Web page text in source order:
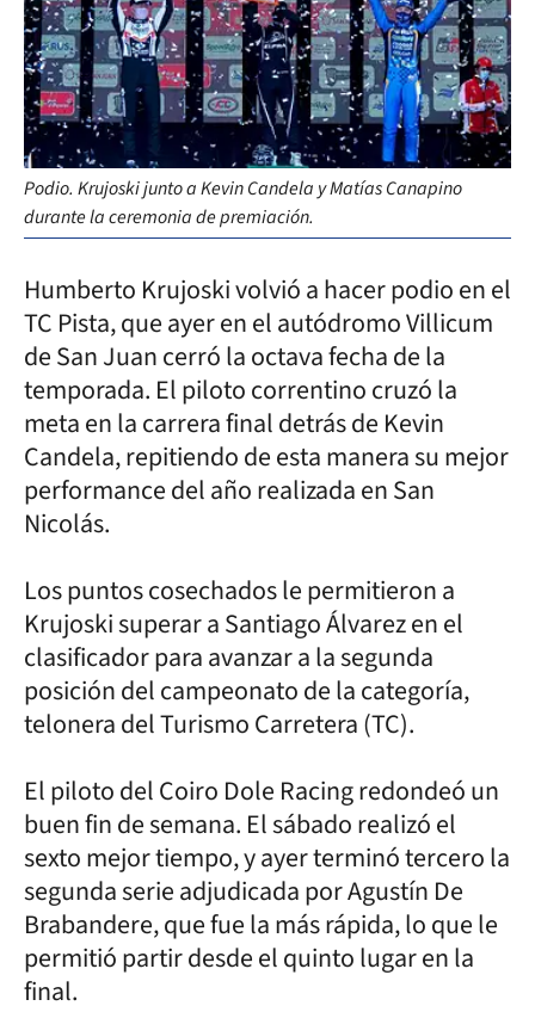
Podio. Krujoski junto a Kevin Candela y Matías Canapino
durante la ceremonia de premiación.
Humberto Krujoski volvió a hacer podio en el
TC Pista, que ayer en el autódromo Villicum
de San Juan cerró la octava fecha de la
temporada. El piloto correntino cruzó la
meta en la carrera final detrás de Kevin
Candela, repitiendo de esta manera su mejor
performance del año realizada en San
Nicolás.
Los puntos cosechados le permitieron a
Krujoski superar a Santiago Álvarez en el
clasificador para avanzar a la segunda
posición del campeonato de la categoría,
telonera del Turismo Carretera (TC).
El piloto del Coiro Dole Racing redondeó un
buen fin de semana. El sábado realizó el
sexto mejor tiempo, y ayer terminó tercero la
segunda serie adjudicada por Agustín De
Brabandere, que fue la más rápida, lo que le
permitió partir desde el quinto lugar en la
final.